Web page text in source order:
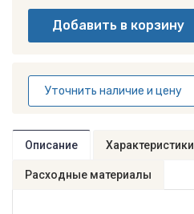
Уточнить наличие и цену
Описание Характеристики
Расходные материалы